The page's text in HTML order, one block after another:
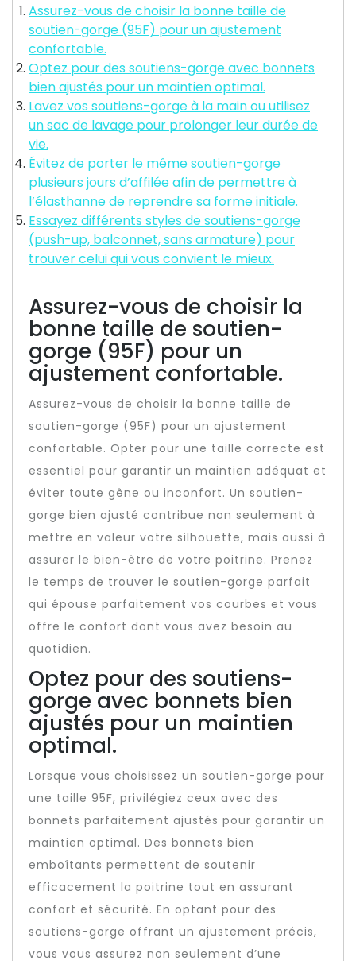
Assurez-vous de choisir la bonne taille de
soutien-gorge (95F) pour un ajustement
confortable.
Optez pour des soutiens-gorge avec bonnets
bien ajustés pour un maintien optimal.
Lavez vos soutiens-gorge à la main ou utilisez
un sac de lavage pour prolonger leur durée de
vie.
Évitez de porter le même soutien-gorge
plusieurs jours d’affilée afin de permettre à
l’élasthanne de reprendre sa forme initiale.
Essayez différents styles de soutiens-gorge
(push-up, balconnet, sans armature) pour
trouver celui qui vous convient le mieux.
Assurez-vous de choisir la
bonne taille de soutien-
gorge (95F) pour un
ajustement confortable.
Assurez-vous de choisir la bonne taille de
soutien-gorge (95F) pour un ajustement
confortable. Opter pour une taille correcte est
essentiel pour garantir un maintien adéquat et
éviter toute gêne ou inconfort. Un soutien-
gorge bien ajusté contribue non seulement à
mettre en valeur votre silhouette, mais aussi à
assurer le bien-être de votre poitrine. Prenez
le temps de trouver le soutien-gorge parfait
qui épouse parfaitement vos courbes et vous
offre le confort dont vous avez besoin au
quotidien.
Optez pour des soutiens-
gorge avec bonnets bien
ajustés pour un maintien
optimal.
Lorsque vous choisissez un soutien-gorge pour
une taille 95F, privilégiez ceux avec des
bonnets parfaitement ajustés pour garantir un
maintien optimal. Des bonnets bien
emboîtants permettent de soutenir
efficacement la poitrine tout en assurant
confort et sécurité. En optant pour des
soutiens-gorge offrant un ajustement précis,
vous vous assurez non seulement d’une